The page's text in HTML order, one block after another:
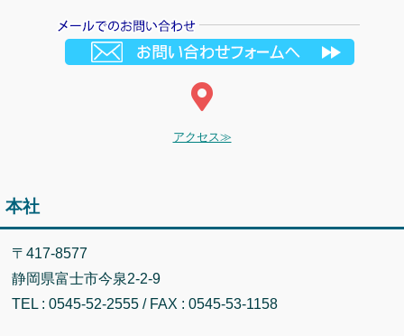
アクセス≫
本社
〒417-8577
静岡県富士市今泉2-2-9
TEL : 0545-52-2555 / FAX : 0545-53-1158